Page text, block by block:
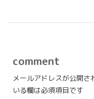
comment
メールアドレスが公開さ
いる欄は必須項目です